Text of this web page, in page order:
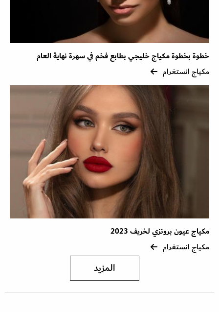
خطوة بخطوة مكياج خليجي بطابع فخم في سهرة نهاية العام
مكياج انستغرام
مكياج عيون برونزي لخريف 2023
مكياج انستغرام
المزيد